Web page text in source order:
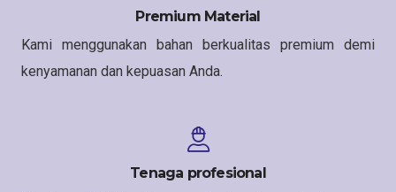
Premium Material
Kami menggunakan bahan berkualitas premium demi
kenyamanan dan kepuasan Anda.
Tenaga profesional